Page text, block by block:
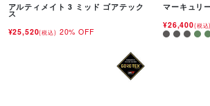
アルティメイト 3 ミッド ゴアテック
ス
¥25,520(税込) 20% OFF
マーキュリ
¥26,400(税込)